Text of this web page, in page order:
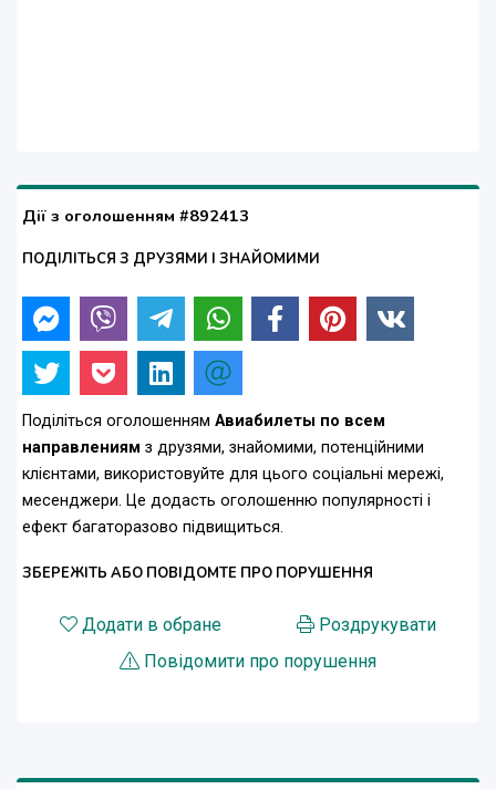
Дії з оголошенням #892413
ПОДІЛІТЬСЯ З ДРУЗЯМИ І ЗНАЙОМИМИ
Поділіться оголошенням Авиабилеты по всем
направлениям з друзями, знайомими, потенційними
клієнтами, використовуйте для цього соціальні мережі,
месенджери. Це додасть оголошенню популярності і
ефект багаторазово підвищиться.
ЗБЕРЕЖІТЬ АБО ПОВІДОМТЕ ПРО ПОРУШЕННЯ
Додати в обране
Роздрукувати
Повідомити про порушення